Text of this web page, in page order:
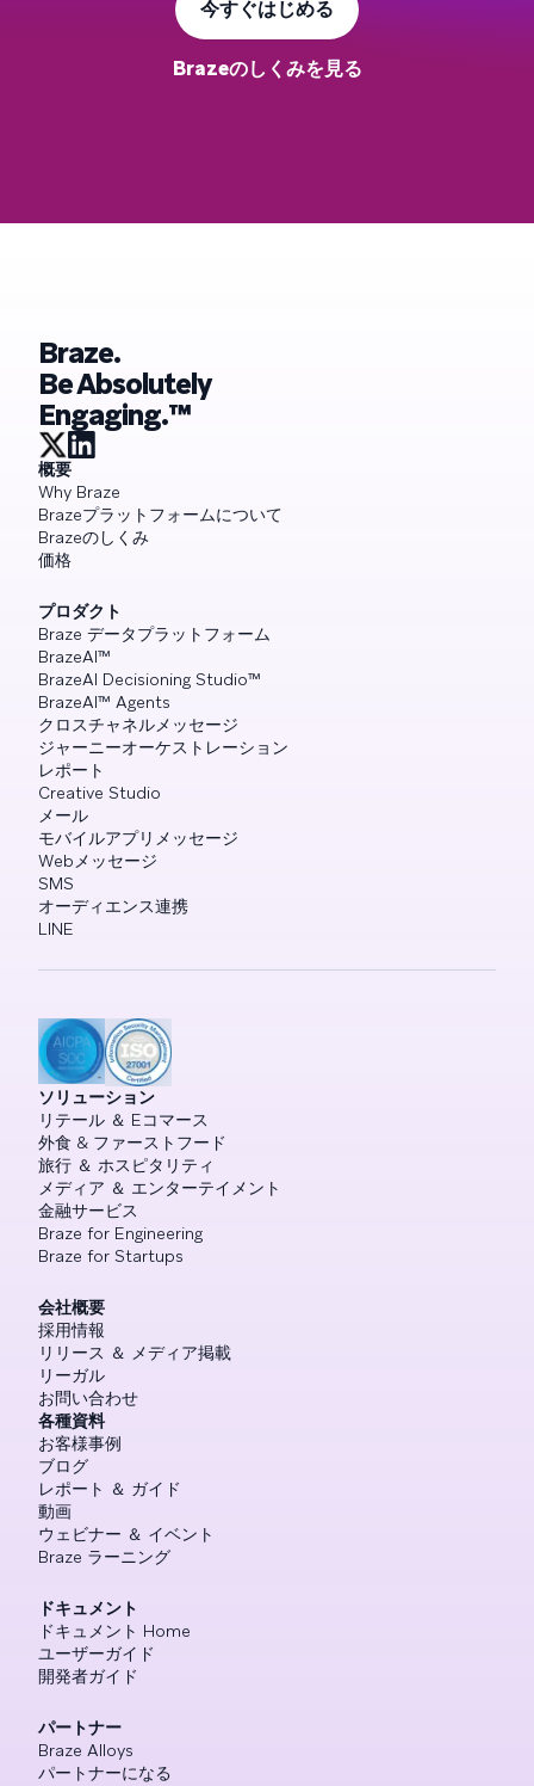
今すぐはじめる
Brazeのしくみを見る
Braze.
Be Absolutely
Engaging.™
概要
Why Braze
Brazeプラットフォームについて
Brazeのしくみ
価格
プロダクト
Braze データプラットフォーム
BrazeAI™
BrazeAI Decisioning Studio™
BrazeAI™ Agents
クロスチャネルメッセージ
ジャーニーオーケストレーション
レポート
Creative Studio
メール
モバイルアプリメッセージ
Webメッセージ
SMS
オーディエンス連携
LINE
ソリューション
リテール ＆ Eコマース
外食 & ファーストフード
旅行 ＆ ホスピタリティ
メディア ＆ エンターテイメント
金融サービス
Braze for Engineering
Braze for Startups
会社概要
採用情報
リリース ＆ メディア掲載
リーガル
お問い合わせ
各種資料
お客様事例
ブログ
レポート ＆ ガイド
動画
ウェビナー ＆ イベント
Braze ラーニング
ドキュメント
ドキュメント Home
ユーザーガイド
開発者ガイド
パートナー
Braze Alloys
パートナーになる